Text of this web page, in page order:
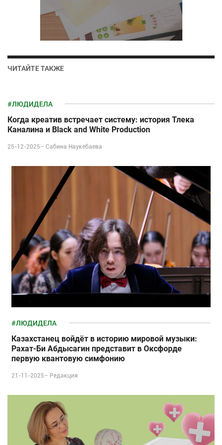
ЧИТАЙТЕ ТАКЖЕ
#ЛЮДИДЕЛА
Когда креатив встречает систему: история Тлека
Каналина и Black and White Production
25-12-2025– Сабина Наукебаева
#ЛЮДИДЕЛА
Казахстанец войдёт в историю мировой музыки:
Рахат-Би Абдысагин представит в Оксфорде
первую квантовую симфонию
21-11-2025– Редакция